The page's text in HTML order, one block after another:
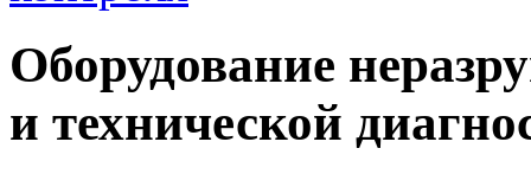
Оборудование
и технической